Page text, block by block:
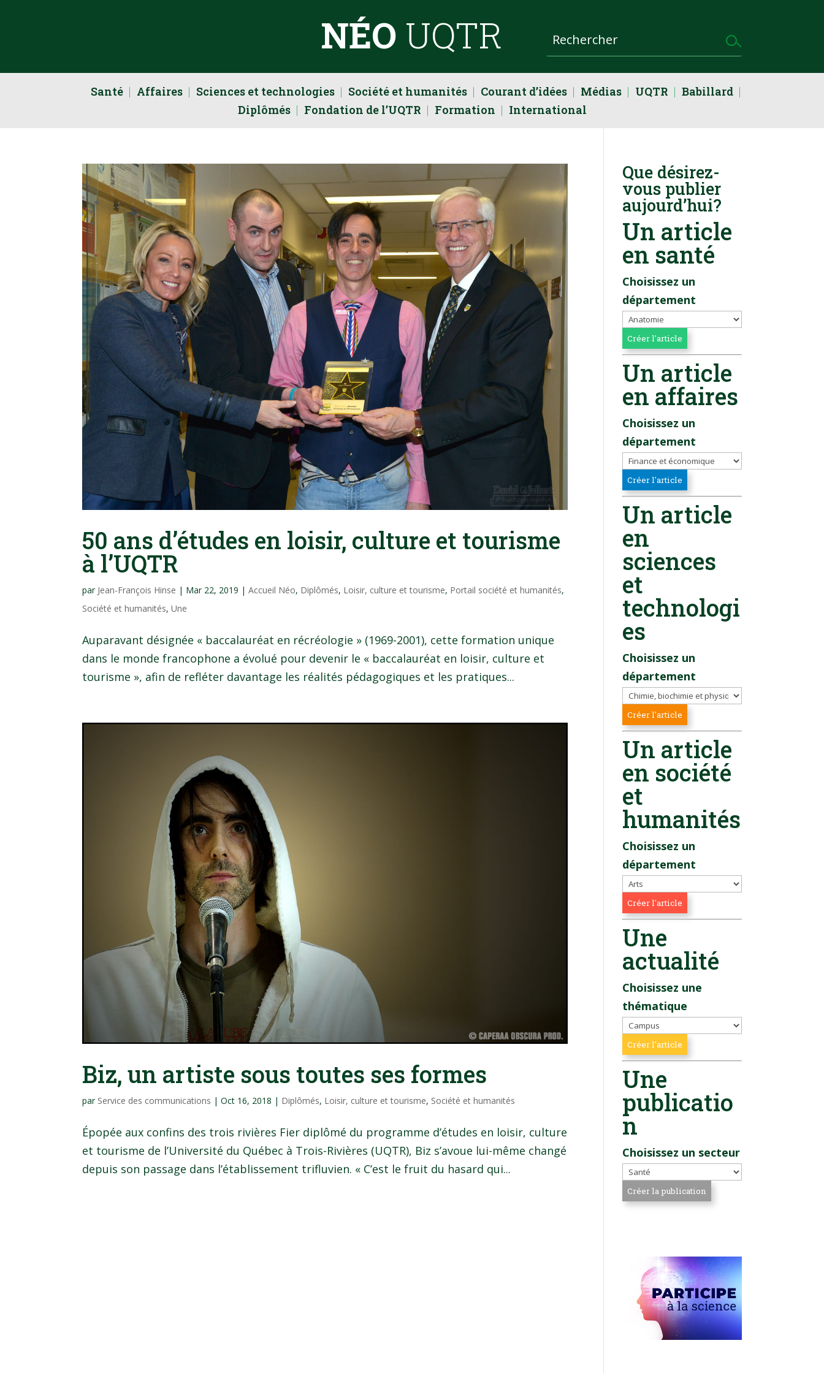
NÉO UQTR
Santé Affaires Sciences et technologies Société et humanités Courant d’idées Médias UQTR
Babillard
Diplômés
Fondation de l’UQTR Formation International
50 ans d’études en loisir, culture et tourisme
à l’UQTR
par Jean-François Hinse | Mar 22, 2019 |Accueil Néo, Diplômés, Loisir, culture et tourisme, Portail société et humanités,
Société et humanités,Une
Auparavant désignée « baccalauréat en récréologie » (1969-2001), cette formation unique
dans le monde francophone a évolué pour devenir le « baccalauréat en loisir, culture et
tourisme », afin de refléter davantage les réalités pédagogiques et les pratiques...
Biz, un artiste sous toutes ses formes
par Service des communications |Oct 16, 2018 | Diplômés, Loisir, culture et tourisme, Société et humanités
Épopée aux confins des trois rivières Fier diplômé du programme d’études en loisir, culture
et tourisme de l’Université du Québec à Trois-Rivières (UQTR), Biz s’avoue lui-même changé
depuis son passage dans l’établissement trifluvien. « C’est le fruit du hasard qui...
Que désirez-
vous publier
aujourd’hui?
Un article
en santé
Choisissez un
département
Un article
en affaires
Choisissez un
département
Un article
en
sciences
et
technologi
es
Choisissez un
département
Un article
en société
et
humanités
Choisissez un
département
Une
actualité
Choisissez une
thématique
Une
publicatio
n
Choisissez un secteur